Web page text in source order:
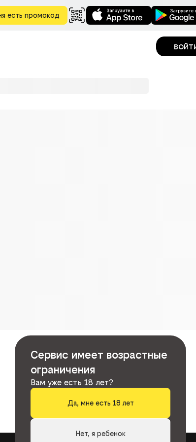
есть промокод
Сервис имеет возрастные
ограничения
Вам уже есть 18 лет?
Да, мне есть 18 лет
Нет, я ребенок